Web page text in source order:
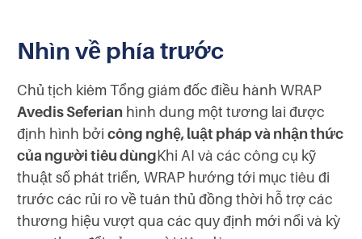
Nhìn về phía trước
Chủ tịch kiêm Tổng giám đốc điều hành WRAP
Avedis Seferian hình dung một tương lai được
định hình bởi công nghệ, luật pháp và nhận thức
của người tiêu dùngKhi AI và các công cụ kỹ
thuật số phát triển, WRAP hướng tới mục tiêu đi
trước các rủi ro về tuân thủ đồng thời hỗ trợ các
thương hiệu vượt qua các quy định mới nổi và kỳ